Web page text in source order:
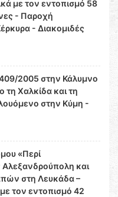
με τον εντοπισμό 58
- Παροχή
- Διακομιδές
2005 στην Κάλυμνο
Χαλκίδα και τη
στην Κύμη -
«Περί
και
στη Λευκάδα –
τον εντοπισμό 42